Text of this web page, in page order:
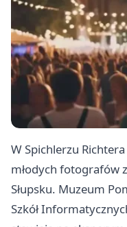
W Spichlerzu
młodych fotografów
Słupsku. Muzeum
Szkół